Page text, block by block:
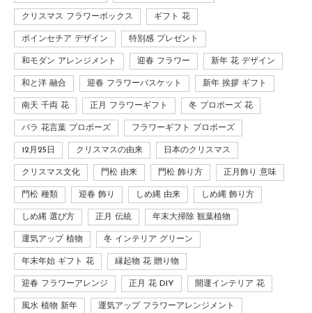
クリスマス フラワーボックス ギフト 花
ポインセチア デザイン 特別感 プレゼント
和モダン アレンジメント 迎春 フラワー 新年 花 デザイン
和と洋 融合 迎春 フラワーバスケット 新年 挨拶 ギフト
南天 千両 花 正月 フラワーギフト 冬 プロポーズ 花
バラ 花言葉 プロポーズ フラワーギフト プロポーズ
12月25日 クリスマスの由来 日本のクリスマス
クリスマス文化 門松 由来 門松 飾り方 正月飾り 意味
門松 種類 迎春 飾り しめ縄 由来 しめ縄 飾り方
しめ縄 選び方 正月 伝統 年末大掃除 観葉植物
運気アップ 植物 冬 インテリア グリーン
年末年始 ギフト 花 縁起物 花 贈り物
迎春 フラワーアレンジ 正月 花 DIY 開運インテリア 花
風水 植物 新年 運気アップ フラワーアレンジメント